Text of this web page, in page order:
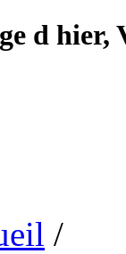
d
/